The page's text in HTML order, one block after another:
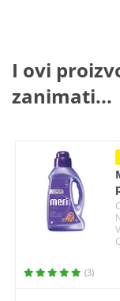
I ovi
zanimati...
(3)